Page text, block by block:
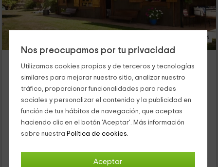
Nos preocupamos por tu privacidad
Utilizamos cookies propias y de terceros y tecnologías
similares para mejorar nuestro sitio, analizar nuestro
tráfico, proporcionar funcionalidades para redes
sociales y personalizar el contenido y la publicidad en
función de tus hábitos de navegación, que aceptas
haciendo clic en el botón 'Aceptar'. Más información
sobre nuestra Política de cookies.
Aceptar
16 Fotos
Potes, Cantabria
0 opiniones
Reservado 2 veces
Alquiler íntegro
2 habitaciones
4 personas
1 baños
Esta cabaña de madera es el alojamiento perfecto para
disfrutar en simbiosis con la naturaleza. Con una capacidad
para 4 personas, su interior tiene: salóin con chimenea, sofá y
amplio jardín con zona de barbacoa, columpios, tumbonas y
36